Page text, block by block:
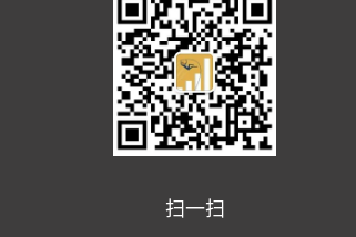
扫一扫